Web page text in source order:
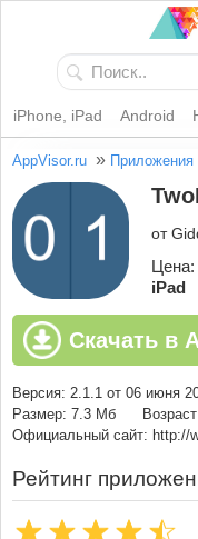
iPhone, iPad Android
AppVisor.ru » Приложения
от
Цена:
iPad
Скачать в
Версия: 2.1.1 от 06 июня
Размер: 7.3 Мб
Официальный сайт: http://
Рейтинг